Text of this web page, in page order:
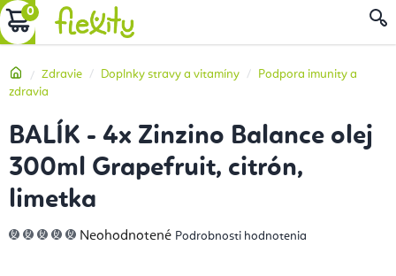
Prejsť
na
NÁKUPNÝ
Domov
Zdravie Doplnky stravy a vitamíny
Podpora imunity a
zdravia
BALÍK - 4x Zinzino Balance olej
300ml Grapefruit, citrón,
limetka
Priemerné
hodnotenie
Neohodnotené Podrobnosti hodnotenia